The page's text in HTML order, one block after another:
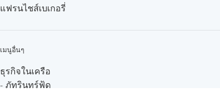
แฟรนไชส์เบเกอรี่
เมนูอื่นๆ
ธุรกิจในเครือ
- ภัทรินทร์ฟู้ด